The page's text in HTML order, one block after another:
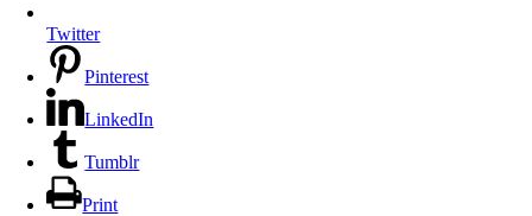
Twitter
Pinterest
LinkedIn
Tumblr
Print